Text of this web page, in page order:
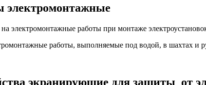
электромонтажные
электромонтажные работы при монтаже
работы, выполняемые под водой, в шахтах и
экранирующие для защиты от